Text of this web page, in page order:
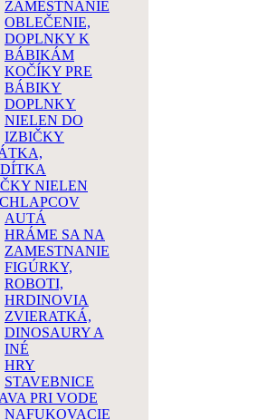
ZAMESTNANIE
OBLEČENIE,
DOPLNKY K
BÁBIKÁM
KOČÍKY PRE
BÁBIKY
DOPLNKY
NIELEN DO
IZBIČKY
NIELEN
AUTÁ
HRÁME SA NA
ZAMESTNANIE
FIGÚRKY,
ROBOTI,
HRDINOVIA
ZVIERATKÁ,
DINOSAURY A
INÉ
HRY
STAVEBNICE
PRI VODE
NAFUKOVACIE